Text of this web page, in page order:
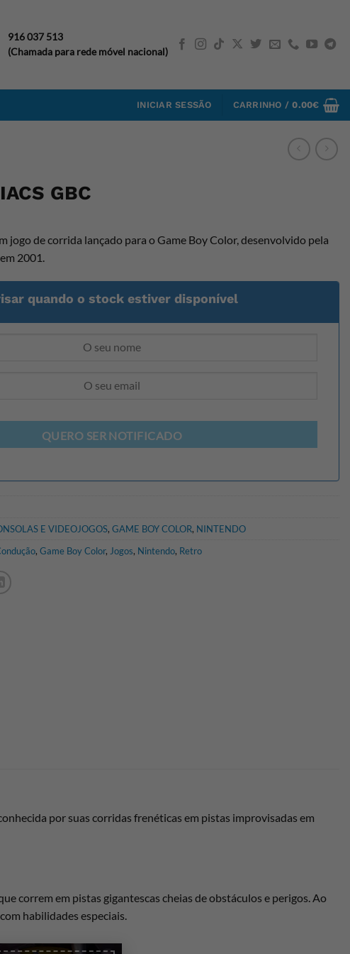
916 037 513
(Chamada para rede móvel nacional)
INICIAR SESSÃO CARRINHO /0.00€
GBC
jogo de corrida lançado para o Game Boy Color, desenvolvido pela
2001.
quando o stock estiver disponível
QUERO SER NOTIFICADO
E VIDEOJOGOS, GAME BOY COLOR, NINTENDO
, Game Boy Color, Jogos, Nintendo, Retro
por suas corridas frenéticas em pistas improvisadas em
correm em pistas gigantescas cheias de obstáculos e perigos. Ao
habilidades especiais.